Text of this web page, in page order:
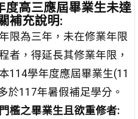
度高三應屆畢業生未達
補充說明:
限為三年，未在修業年限
者，得延長其修業年限，
114學年度應屆畢業生(11
於117年暑假補足學分。
檻之畢業生且欲重修者: